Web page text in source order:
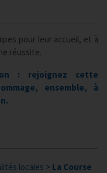
pour leur accueil, et à
réussite.
: rejoignez cette
ensemble, à
locales > La Course